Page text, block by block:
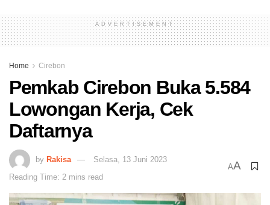
ADVERTISEMENT
Home Cirebon
Pemkab Cirebon Buka 5.584
Lowongan Kerja, Cek
Daftarnya
by Rakisa
Selasa, 13 Juni 2023
Reading Time: 2 mins read
AA